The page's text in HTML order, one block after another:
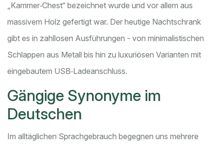
„Kammer‑Chest“ bezeichnet wurde und vor allem aus
massivem Holz gefertigt war. Der heutige Nachtschrank
gibt es in zahllosen Ausführungen - von minimalistischen
Schlappen aus Metall bis hin zu luxuriösen Varianten mit
eingebautem USB‑Ladeanschluss.
Gängige Synonyme im
Deutschen
Im alltäglichen Sprachgebrauch begegnen uns mehrere